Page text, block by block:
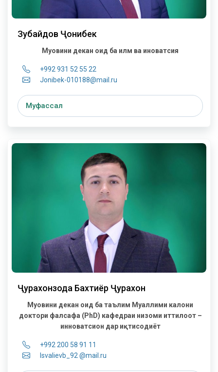
Зубайдов Ҷонибек
Муовини декан оид ба илм ва иноватсия
+992 931 52 55 22
Jonibek-010188@mail.ru
Муфассал
Ҷурахонзода Бахтиёр Ҷурахон
Муовини декан оид ба таълим Муаллими калони
доктори фалсафа (PhD) кафедраи низоми иттилоотӣ –
инноватсионӣ дар иқтисодиёт
+992 200 58 91 11
Isvalievb_92 @mail.ru